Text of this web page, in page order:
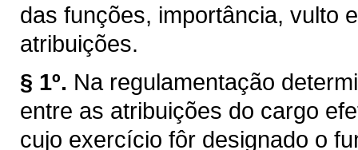
das funções, importância, vulto
atribuições.
§ 1º. Na regulamentação
entre as atribuições do cargo
cujo exercício fôr designado o